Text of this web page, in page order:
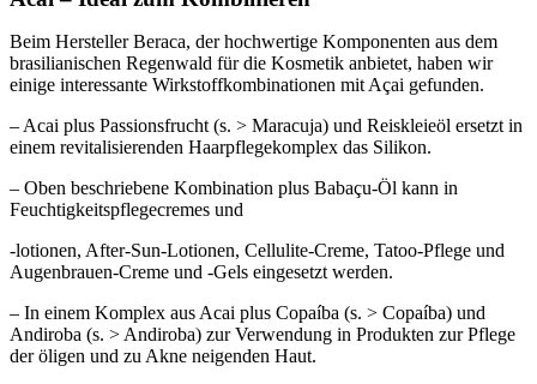
Beim Hersteller Beraca, der hochwertige Komponenten aus dem
brasilianischen Regenwald für die Kosmetik anbietet, haben wir
einige interessante Wirkstoffkombinationen mit Açai gefunden.
– Acai plus Passionsfrucht (s. > Maracuja) und Reiskleieöl ersetzt in
einem revitalisierenden Haarpflegekomplex das Silikon.
– Oben beschriebene Kombination plus Babaçu-Öl kann in
Feuchtigkeitspflegecremes und
-lotionen, After-Sun-Lotionen, Cellulite-Creme, Tatoo-Pflege und
Augenbrauen-Creme und -Gels eingesetzt werden.
– In einem Komplex aus Acai plus Copaíba (s. > Copaíba) und
Andiroba (s. > Andiroba) zur Verwendung in Produkten zur Pflege
der öligen und zu Akne neigenden Haut.